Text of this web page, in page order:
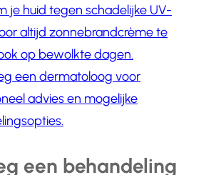
je huid tegen schadelijke UV-
altijd zonnebrandcrème te
op bewolkte dagen.
een dermatoloog voor
advies en mogelijke
een behandeling